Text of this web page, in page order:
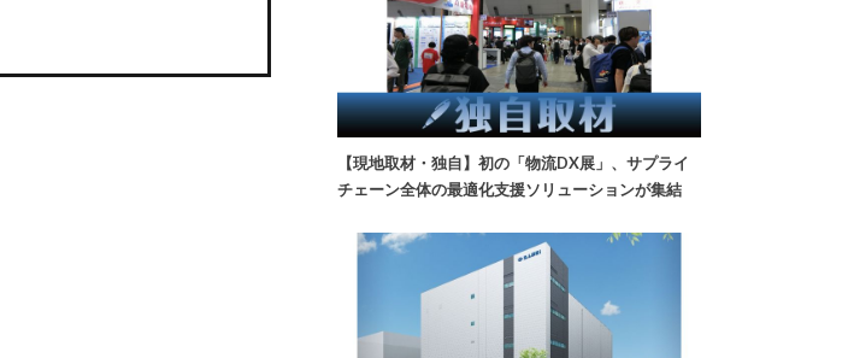
【現地取材・独自】初の「物流DX展」、サプライ
チェーン全体の最適化支援ソリューションが集結